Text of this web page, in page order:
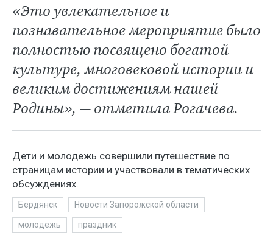
«Это увлекательное и
познавательное мероприятие было
полностью посвящено богатой
культуре, многовековой истории и
великим достижениям нашей
Родины», — отметила Рогачева.
Дети и молодежь совершили путешествие по
страницам истории и участвовали в тематических
обсуждениях.
Бердянск Новости Запорожской области
молодежь праздник